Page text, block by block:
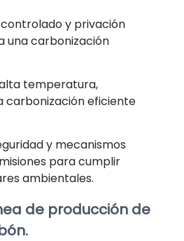
y privación
una carbonización
temperatura,
carbonización eficiente
y mecanismos
para cumplir
ambientales.
de producción de